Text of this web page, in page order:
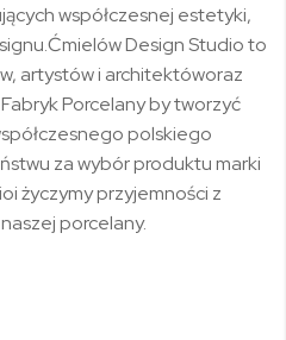
współczesnej estetyki,
Design Studio to
artystów i architektóworaz
Porcelany by tworzyć
polskiego
za wybór produktu marki
życzymy przyjemności z
porcelany.